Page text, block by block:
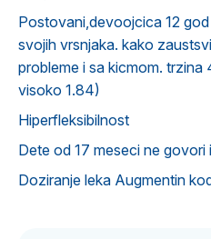
Postovani,devoojcica 12
svojih vrsnjaka. kako
probleme i sa kicmom. trzina
visoko 1.84)
Hiperfleksibilnost
Dete od 17 meseci ne govori
Doziranje leka Augmentin